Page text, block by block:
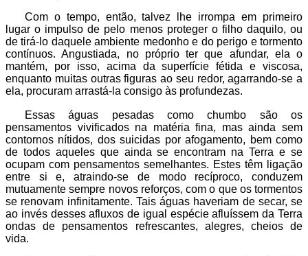
Com o tempo, então, talvez lhe irrompa em primeiro
lugar o impulso de pelo menos proteger o filho daquilo, ou
de tirá-lo daquele ambiente medonho e do perigo e tormento
contínuos. Angustiada, no próprio ter que afundar, ela o
mantém, por isso, acima da superfície fétida e viscosa,
enquanto muitas outras figuras ao seu redor, agarrando-se a
ela, procuram arrastá-la consigo às profundezas.
Essas águas pesadas como chumbo são os
pensamentos vivificados na matéria fina, mas ainda sem
contornos nítidos, dos suicidas por afogamento, bem como
de todos aqueles que ainda se encontram na Terra e se
ocupam com pensamentos semelhantes. Estes têm ligação
entre si e, atraindo-se de modo recíproco, conduzem
mutuamente sempre novos reforços, com o que os tormentos
se renovam infinitamente. Tais águas haveriam de secar, se
ao invés desses afluxos de igual espécie afluíssem da Terra
ondas de pensamentos refrescantes, alegres, cheios de
vida.